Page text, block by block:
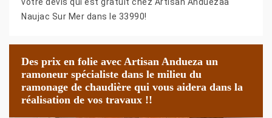
Naujac Sur Mer dans le 33990!
Des prix en folie avec Artisan Andueza un
ramoneur spécialiste dans le milieu du
ramonage de chaudière qui vous aidera dans la
réalisation de vos travaux !!